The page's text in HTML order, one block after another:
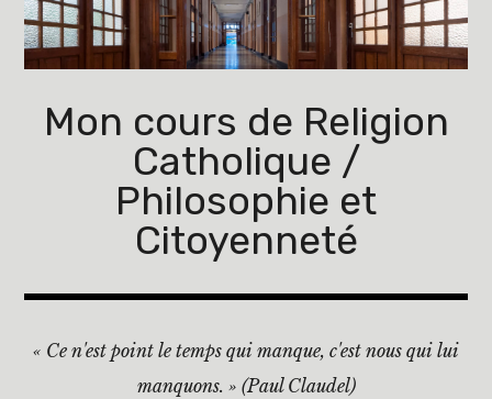
Accéder
contenu
Mon cours de Religion
Catholique /
Philosophie et
Citoyenneté
« Ce n'est point le temps qui manque, c'est nous qui lui
manquons. » (Paul Claudel)